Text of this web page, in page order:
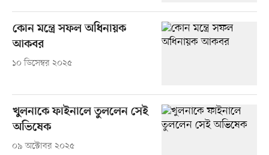
কোন মন্ত্রে সফল অধিনায়ক
আকবর
১০ ডিসেম্বর ২০২৫
খুলনাকে ফাইনালে তুললেন সেই
অভিষেক
০৯ অক্টোবর ২০২৫